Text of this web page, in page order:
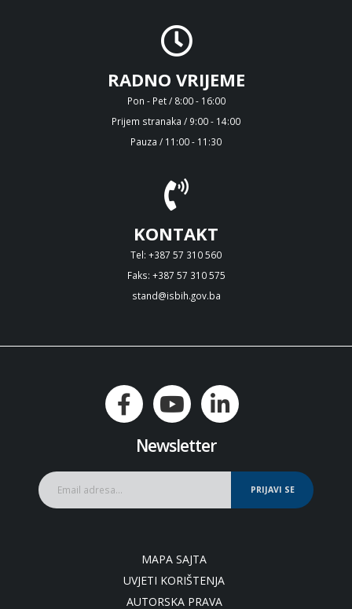
RADNO VRIJEME
Pon - Pet / 8:00 - 16:00
Prijem stranaka / 9:00 - 14:00
Pauza / 11:00 - 11:30
KONTAKT
Tel: +387 57 310 560
Faks: +387 57 310 575
stand@isbih.gov.ba
Newsletter
PRIJAVI SE
MAPA SAJTA
UVJETI KORIŠTENJA
AUTORSKA PRAVA